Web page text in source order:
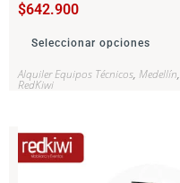
$642.900
Seleccionar opciones
Alquiler Equipos Técnicos, Medellín,
RedKiwi